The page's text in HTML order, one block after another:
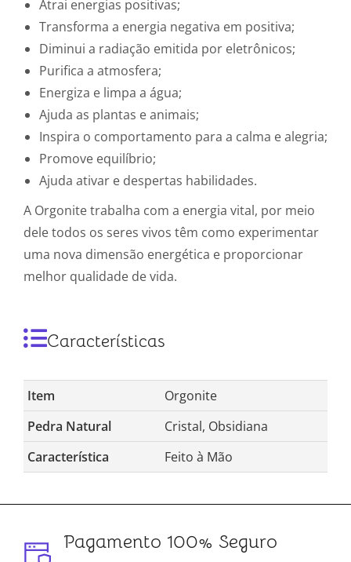
Atrai energias positivas;
Transforma a energia negativa em positiva;
Diminui a radiação emitida por eletrônicos;
Purifica a atmosfera;
Energiza e limpa a água;
Ajuda as plantas e animais;
Inspira o comportamento para a calma e alegria;
Promove equilíbrio;
Ajuda ativar e despertas habilidades.
A Orgonite trabalha com a energia vital, por meio
dele todos os seres vivos têm como experimentar
uma nova dimensão energética e proporcionar
melhor qualidade de vida.
Características
Item
Orgonite
Pedra Natural
Cristal, Obsidiana
Característica
Feito à Mão
Pagamento 100% Seguro